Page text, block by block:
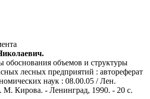
обоснования объемов и структуры
лесных предприятий : автореферат
наук : 08.00.05 / Лен.
М. Кирова. - Ленинград, 1990. - 20 с.